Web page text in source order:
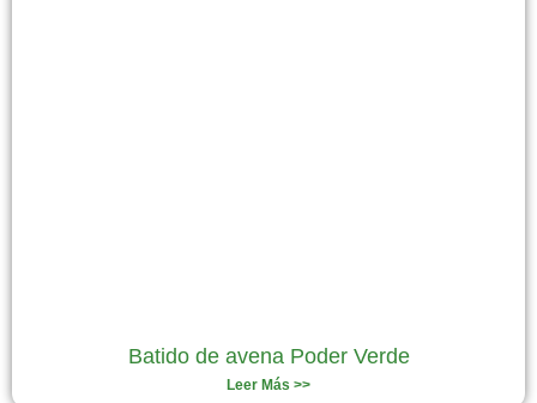
Batido de avena Poder Verde
Leer Más >>